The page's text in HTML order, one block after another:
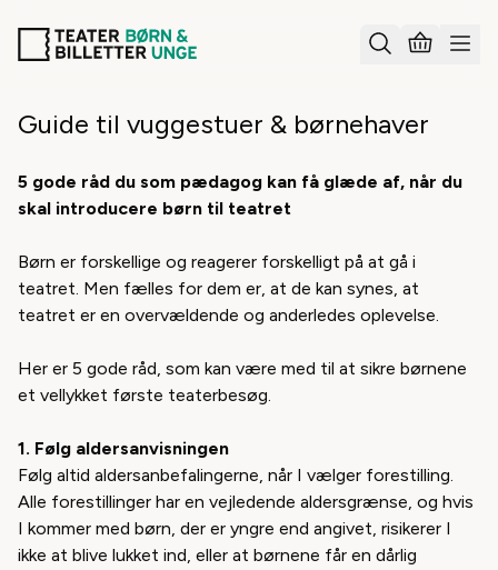
Guide til vuggestuer & børnehaver
5 gode råd du som pædagog kan få glæde af, når du
skal introducere børn til teatret
Børn er forskellige og reagerer forskelligt på at gå i
teatret. Men fælles for dem er, at de kan synes, at
teatret er en overvældende og anderledes oplevelse.
Her er 5 gode råd, som kan være med til at sikre børnene
et vellykket første teaterbesøg.
1. Følg aldersanvisningen
Følg altid aldersanbefalingerne, når I vælger forestilling.
Alle forestillinger har en vejledende aldersgrænse, og hvis
I kommer med børn, der er yngre end angivet, risikerer I
ikke at blive lukket ind, eller at børnene får en dårlig